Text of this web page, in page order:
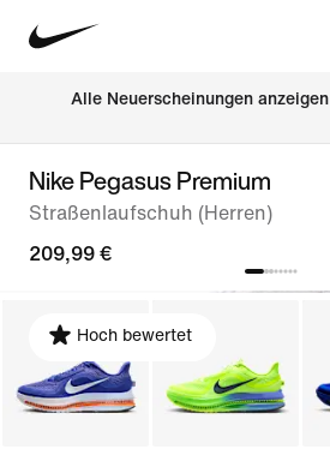
Alle Neuerscheinungen anzeigen
Nike Pegasus Premium
Straßenlaufschuh (Herren)
209,99 €
Hoch bewertet